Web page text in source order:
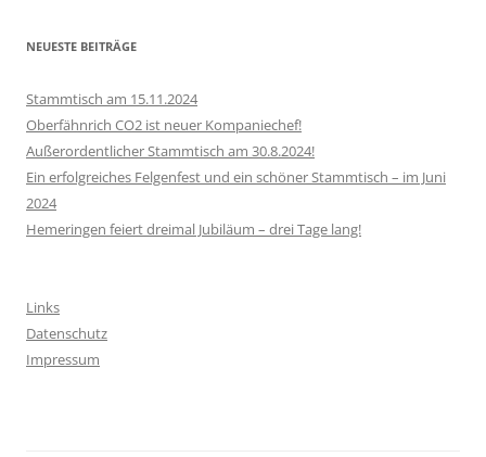
NEUESTE BEITRÄGE
Stammtisch am 15.11.2024
Oberfähnrich CO2 ist neuer Kompaniechef!
Außerordentlicher Stammtisch am 30.8.2024!
Ein erfolgreiches Felgenfest und ein schöner Stammtisch – im Juni
2024
Hemeringen feiert dreimal Jubiläum – drei Tage lang!
Links
Datenschutz
Impressum